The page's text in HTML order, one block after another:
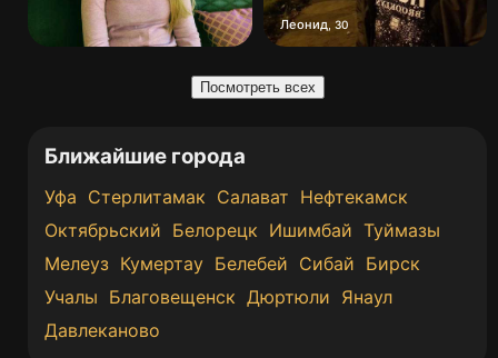
Леонид 30
Посмотреть всех
Ближайшие города
Уфа Стерлитамак Салават Нефтекамск
Октябрьский Белорецк Ишимбай Туймазы
Мелеуз Кумертау Белебей Сибай Бирск
Учалы Благовещенск Дюртюли Янаул
Давлеканово